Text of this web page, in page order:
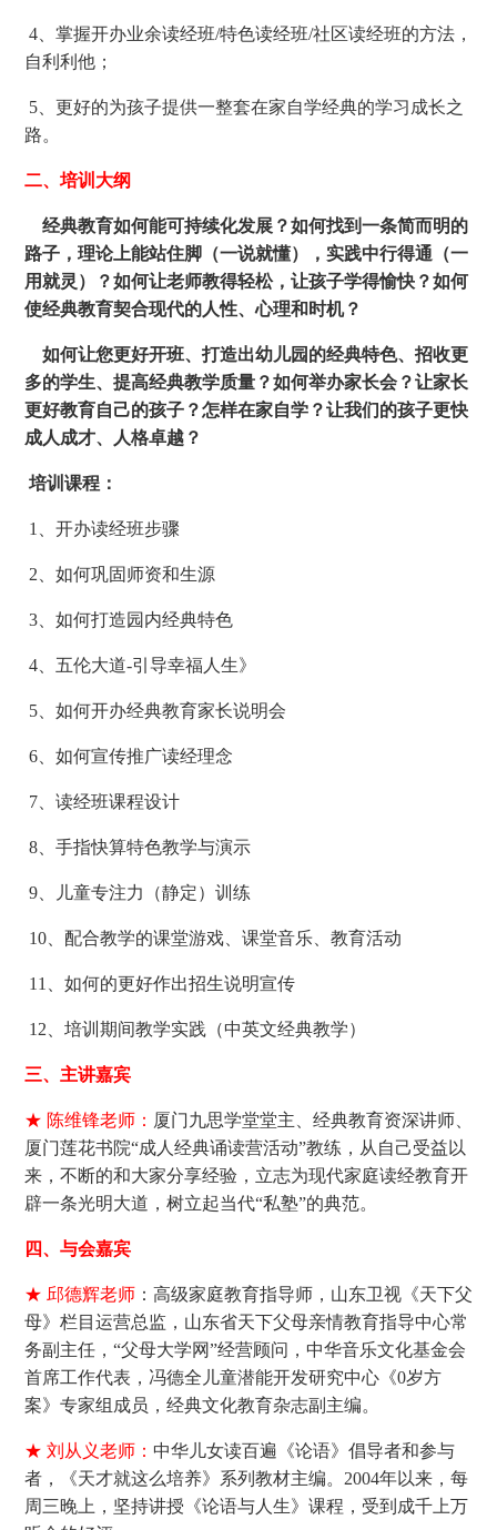
4、掌握开办业余读经班/特色读经班/社区读经班的方法，
自利利他；
5、更好的为孩子提供一整套在家自学经典的学习成长之
路。
二、培训大纲
经典教育如何能可持续化发展？如何找到一条简而明的
路子，理论上能站住脚（一说就懂），实践中行得通（一
用就灵）？如何让老师教得轻松，让孩子学得愉快？如何
使经典教育契合现代的人性、心理和时机？
如何让您更好开班、打造出幼儿园的经典特色、招收更
多的学生、提高经典教学质量？如何举办家长会？让家长
更好教育自己的孩子？怎样在家自学？让我们的孩子更快
成人成才、人格卓越？
培训课程：
1、开办读经班步骤
2、如何巩固师资和生源
3、如何打造园内经典特色
4、五伦大道-引导幸福人生》
5、如何开办经典教育家长说明会
6、如何宣传推广读经理念
7、读经班课程设计
8、手指快算特色教学与演示
9、儿童专注力（静定）训练
10、配合教学的课堂游戏、课堂音乐、教育活动
11、如何的更好作出招生说明宣传
12、培训期间教学实践（中英文经典教学）
三、主讲嘉宾
★ 陈维锋老师： 厦门九思学堂堂主、经典教育资深讲师、
厦门莲花书院“成人经典诵读营活动”教练，从自己受益以
来，不断的和大家分享经验，立志为现代家庭读经教育开
辟一条光明大道，树立起当代“私塾”的典范。
四、与会嘉宾
★ 邱德辉老师 ：高级家庭教育指导师，山东卫视《天下父
母》栏目运营总监，山东省天下父母亲情教育指导中心常
务副主任，“父母大学网”经营顾问，中华音乐文化基金会
首席工作代表，冯德全儿童潜能开发研究中心《0岁方
案》专家组成员，经典文化教育杂志副主编。
★ 刘从义老师： 中华儿女读百遍《论语》倡导者和参与
者，《天才就这么培养》系列教材主编。2004年以来，每
周三晚上，坚持讲授《论语与人生》课程，受到成千上万